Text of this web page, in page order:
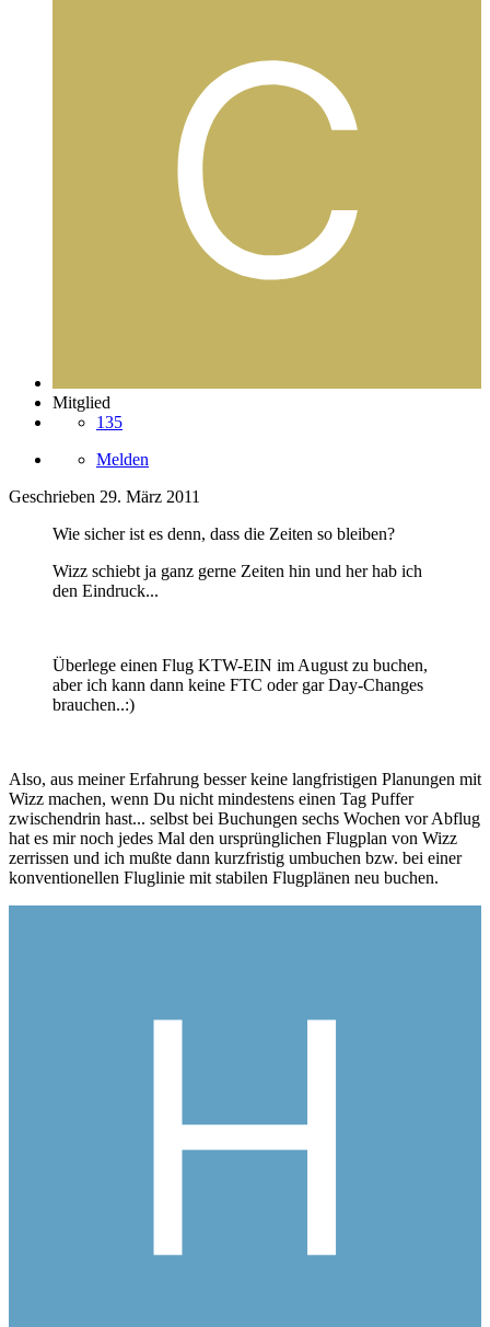
Mitglied
135
Melden
Geschrieben 29. März 2011
Wie sicher ist es denn, dass die Zeiten so bleiben?
Wizz schiebt ja ganz gerne Zeiten hin und her hab ich
den Eindruck...
Überlege einen Flug KTW-EIN im August zu buchen,
aber ich kann dann keine FTC oder gar Day-Changes
brauchen..:)
Also, aus meiner Erfahrung besser keine langfristigen Planungen mit
Wizz machen, wenn Du nicht mindestens einen Tag Puffer
zwischendrin hast... selbst bei Buchungen sechs Wochen vor Abflug
hat es mir noch jedes Mal den ursprünglichen Flugplan von Wizz
zerrissen und ich mußte dann kurzfristig umbuchen bzw. bei einer
konventionellen Fluglinie mit stabilen Flugplänen neu buchen.